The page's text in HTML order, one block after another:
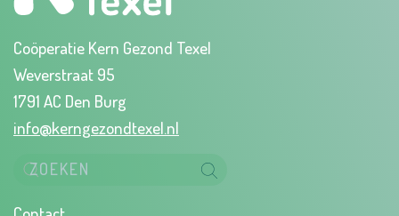
Coöperatie Kern Gezond Texel
Weverstraat 95
1791 AC Den Burg
info@kerngezondtexel.nl